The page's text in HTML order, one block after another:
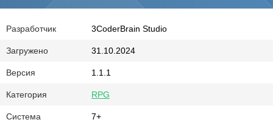
Разработчик 3CoderBrain Studio
Загружено 31.10.2024
Версия 1.1.1
Категория RPG
Система 7+